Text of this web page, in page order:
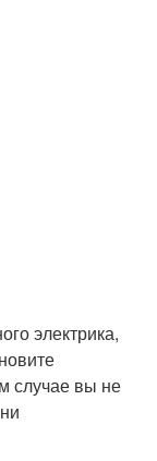
электрика,
случае вы не